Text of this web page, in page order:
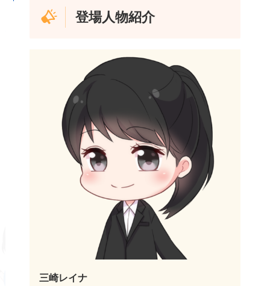
登場人物紹介
三崎レイナ